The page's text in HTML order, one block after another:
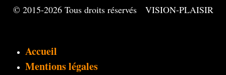
© 2015-2026 Tous droits réservés VISION-PLAISIR
Accueil
Mentions légales